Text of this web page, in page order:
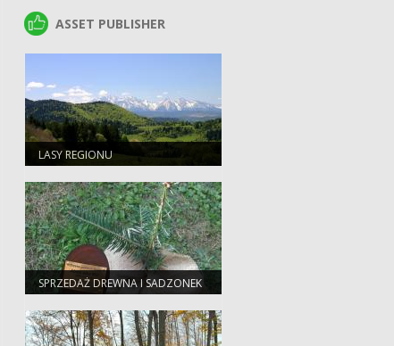
ASSET PUBLISHER
ASSET PUBLISHER
LASY REGIONU
SPRZEDAŻ DREWNA I SADZONEK